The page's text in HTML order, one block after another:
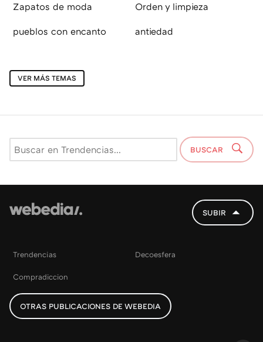
Zapatos de moda Orden y limpieza
pueblos con encanto antiedad
VER MÁS TEMAS
BUSCAR
SUBIR
Trendencias Decoesfera
Compradiccion
OTRAS PUBLICACIONES DE WEBEDIA